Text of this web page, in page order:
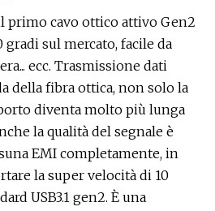
il primo cavo ottico attivo Gen2
sul mercato, facile da
ecc. Trasmissione dati
della fibra ottica, non solo la
diventa molto più lunga
la qualità del segnale è
EMI completamente, in
la super velocità di 10
USB3.1 gen2. È una